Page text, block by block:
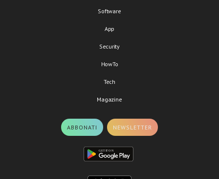
Software
App
Security
HowTo
Tech
Magazine
ABBONATI NEWSLETTER